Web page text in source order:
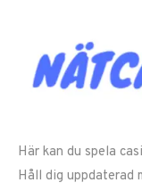
Här kan du spela
Håll dig uppdaterad